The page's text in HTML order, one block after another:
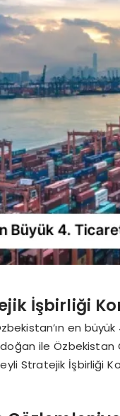
İşbirliği
en
ile Özbekistan
Stratejik İşbirliği